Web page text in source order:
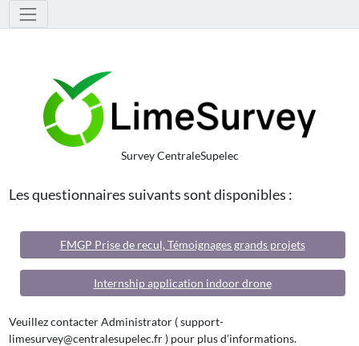
Survey CentraleSupelec
Les questionnaires suivants sont disponibles :
FMGP Prise de recul, Témoignages grands projets
Internship application indoor drone
Veuillez contacter Administrator ( support-
limesurvey@centralesupelec.fr ) pour plus d’informations.